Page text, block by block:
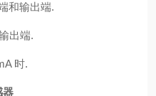
和输出端.
出端.
时.
器